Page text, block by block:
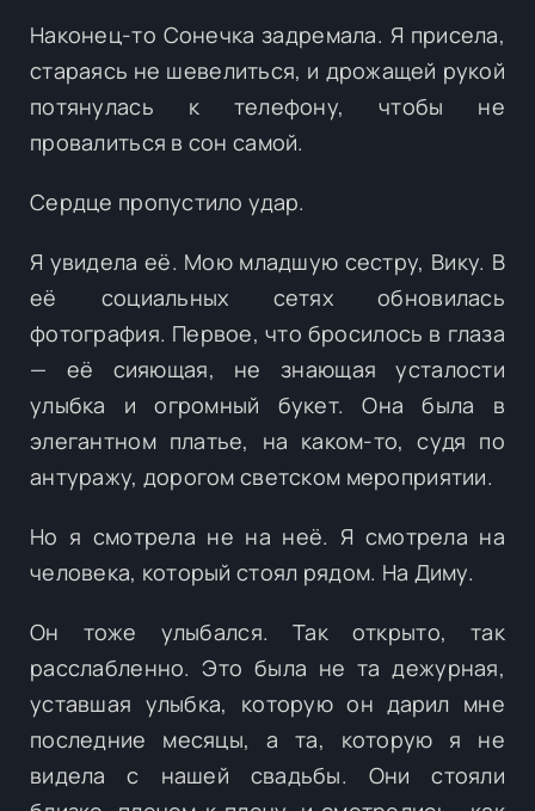
Наконец-то Сонечка задремала. Я присела,
стараясь не шевелиться, и дрожащей рукой
потянулась к телефону, чтобы не
провалиться в сон самой.
Сердце пропустило удар.
Я увидела её. Мою младшую сестру, Вику. В
её социальных сетях обновилась
фотография. Первое, что бросилось в глаза
— её сияющая, не знающая усталости
улыбка и огромный букет. Она была в
элегантном платье, на каком-то, судя по
антуражу, дорогом светском мероприятии.
Но я смотрела не на неё. Я смотрела на
человека, который стоял рядом. На Диму.
Он тоже улыбался. Так открыто, так
расслабленно. Это была не та дежурная,
уставшая улыбка, которую он дарил мне
последние месяцы, а та, которую я не
видела с нашей свадьбы. Они стояли